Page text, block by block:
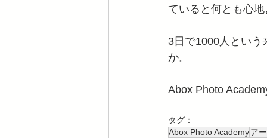
ていると何とも心
3日で1000人という
か。
Abox Photo
タグ：
Abox Photo Academyア